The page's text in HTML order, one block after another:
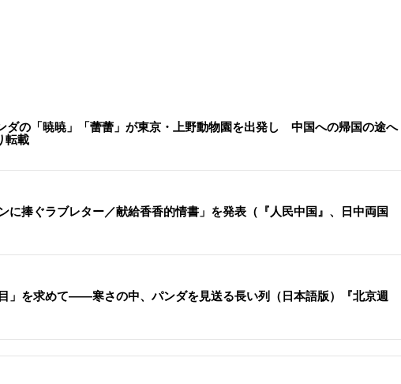
の「暁暁」「蕾蕾」が東京・上野動物園を出発し 中国への帰国の途へ
転載
に捧ぐラブレター／献給香香的情書」を発表（『人民中国』、日中両国
」を求めて――寒さの中、パンダを見送る長い列（日本語版）『北京週